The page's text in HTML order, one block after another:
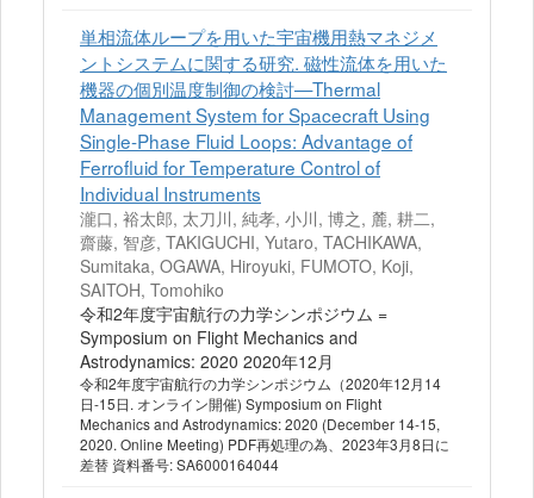
単相流体ループを用いた宇宙機用熱マネジメ
ントシステムに関する研究. 磁性流体を用いた
機器の個別温度制御の検討—Thermal
Management System for Spacecraft Using
Single-Phase Fluid Loops: Advantage of
Ferrofluid for Temperature Control of
Individual Instruments
瀧口, 裕太郎, 太刀川, 純孝, 小川, 博之, 麓, 耕二,
齋藤, 智彦, TAKIGUCHI, Yutaro, TACHIKAWA,
Sumitaka, OGAWA, Hiroyuki, FUMOTO, Koji,
SAITOH, Tomohiko
令和2年度宇宙航行の力学シンポジウム =
Symposium on Flight Mechanics and
Astrodynamics: 2020 2020年12月
令和2年度宇宙航行の力学シンポジウム（2020年12月14
日-15日. オンライン開催) Symposium on Flight
Mechanics and Astrodynamics: 2020 (December 14-15,
2020. Online Meeting) PDF再処理の為、2023年3月8日に
差替 資料番号: SA6000164044